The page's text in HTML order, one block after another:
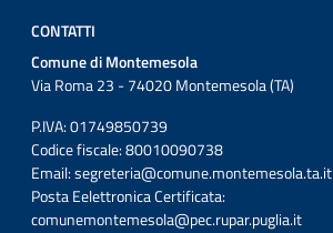
CONTATTI
Comune di Montemesola
Via Roma 23 - 74020 Montemesola (TA)
P.IVA: 01749850739
Codice fiscale: 80010090738
Email:segreteria@comune.montemesola.ta.it
Posta Eelettronica Certificata:
comunemontemesola@pec.rupar.puglia.it